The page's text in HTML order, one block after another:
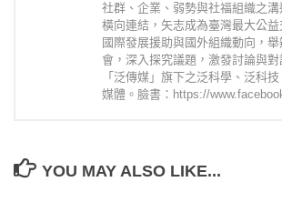
社群、企業、弱勢與社福組織之
橫向連結，矢志成為臺灣最大公
國際發展援助與國外組織動向，
會，深入探究議題，激發討論與
「泛傳媒」旗下之泛科學、泛科
媒體。臉書：https://
YOU MAY ALSO LIKE...